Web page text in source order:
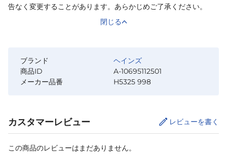
告なく変更することがあります。あらかじめご了承ください。
閉じる
ブランド
ヘインズ
商品ID
A-10695112501
メーカー品番
H5325 998
カスタマーレビュー レビューを書く
この商品のレビューはまだありません。